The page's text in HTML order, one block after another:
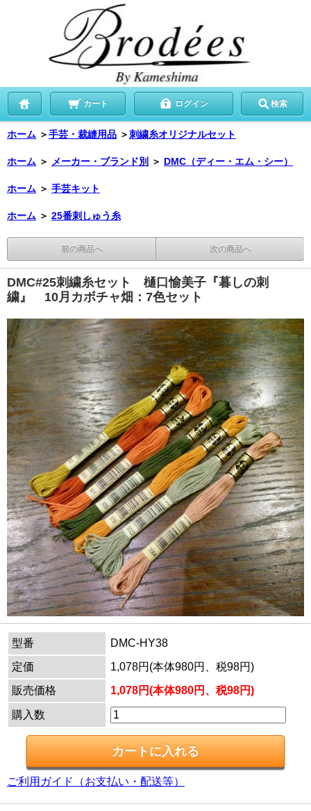
カート ログイン 検索
ホーム ＞手芸・裁縫用品 ＞刺繍糸オリジナルセット
ホーム ＞ メーカー・ブランド別 ＞ DMC（ディー・エム・シー）
ホーム ＞ 手芸キット
ホーム ＞ 25番刺しゅう糸
前の商品へ 次の商品へ
DMC#25刺繍糸セット 樋口愉美子『暮しの刺
繍』 10月カボチャ畑：7色セット
型番
DMC-HY38
定価
1,078円(本体980円、税98円)
販売価格
1,078円(本体980円、税98円)
購入数
ご利用ガイド（お支払い・配送等）